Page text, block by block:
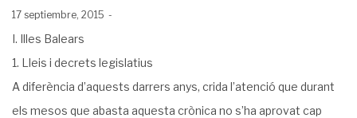
in
Posted
17 septiembre, 2015
I. Illes Balears
1. Lleis i decrets legislatius
A diferència d’aquests darrers anys, crida l’atenció que durant
els mesos que abasta aquesta crònica no s’ha aprovat cap